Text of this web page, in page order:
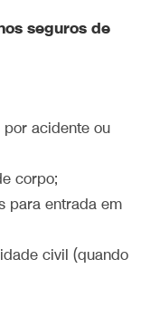
seguros de
por acidente ou
corpo;
para entrada em
civil (quando